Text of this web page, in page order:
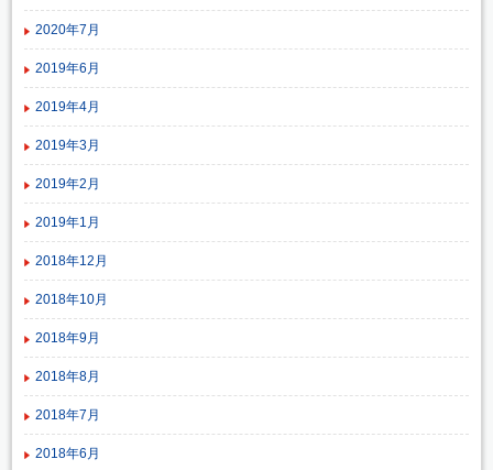
2020年7月
2019年6月
2019年4月
2019年3月
2019年2月
2019年1月
2018年12月
2018年10月
2018年9月
2018年8月
2018年7月
2018年6月